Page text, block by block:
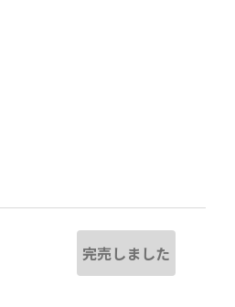
完売しました